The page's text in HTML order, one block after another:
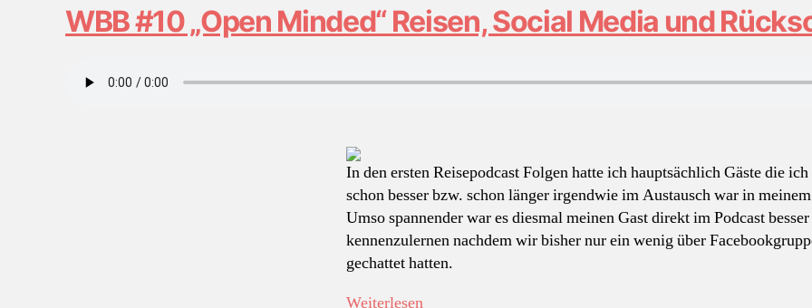
WBB #10 „Open Minded“ Reisen, Social Media und
In den ersten Reisepodcast Folgen hatte ich hauptsächlich Gäste die
schon besser bzw. schon länger irgendwie im Austausch war in
Umso spannender war es diesmal meinen Gast direkt im Podcast besser
kennenzulernen nachdem wir bisher nur ein wenig über
gechattet hatten.
Weiterlesen„WBB